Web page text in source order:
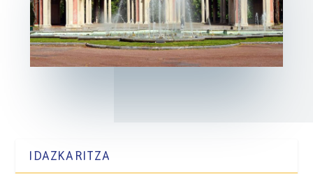
IDAZKARITZA